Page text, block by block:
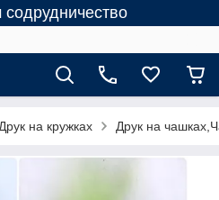
Друк на кружках Друк на